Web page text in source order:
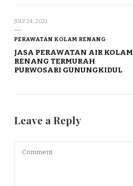
JULY 24, 2021
PERAWATAN KOLAM RENANG
JASA PERAWATAN AIR KOLAM
RENANG TERMURAH
PURWOSARI GUNUNGKIDUL
Leave a Reply